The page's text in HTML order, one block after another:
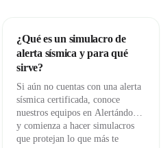
¿Qué es un simulacro de
alerta sísmica y para qué
sirve?
Si aún no cuentas con una alerta
sísmica certificada, conoce
nuestros equipos en Alertándote
y comienza a hacer simulacros
que protejan lo que más te